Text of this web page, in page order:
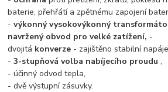
baterie, přehřátí a zpětnému zapojení
-výkonný vysokovýkonný
navržený obvod pro velké zatížení, -
dvojitá konverze - zajištěno stabilní
-3-stupňová volba nabíjecího proudu ,
- účinný odvod tepla,
- dvě výstupní zásuvky.